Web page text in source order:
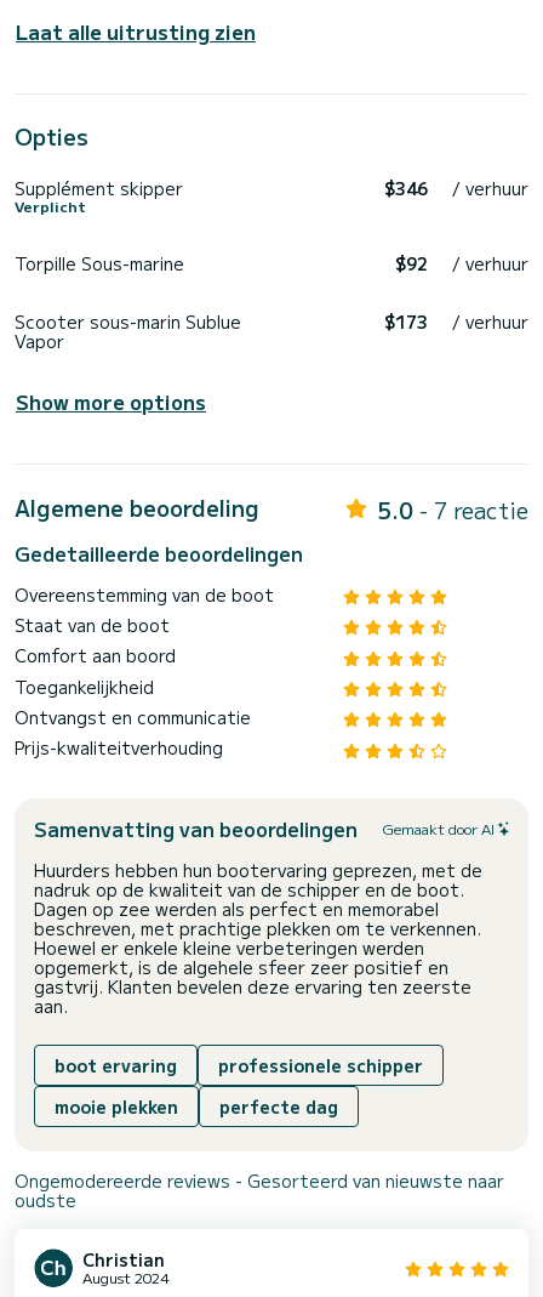
Laat alle uitrusting zien
Opties
Supplément skipper
Verplicht
$346 / verhuur
Torpille Sous-marine $92 / verhuur
Scooter sous-marin Sublue
Vapor
$173 / verhuur
Show more options
Algemene beoordeling 5.0 - 7 reactie
Gedetailleerde beoordelingen
Overeenstemming van de boot
Staat van de boot
Comfort aan boord
Toegankelijkheid
Ontvangst en communicatie
Prijs-kwaliteitverhouding
Samenvatting van beoordelingen Gemaakt door AI
Huurders hebben hun bootervaring geprezen, met de
nadruk op de kwaliteit van de schipper en de boot.
Dagen op zee werden als perfect en memorabel
beschreven, met prachtige plekken om te verkennen.
Hoewel er enkele kleine verbeteringen werden
opgemerkt, is de algehele sfeer zeer positief en
gastvrij. Klanten bevelen deze ervaring ten zeerste
aan.
boot ervaring
professionele schipper
mooie plekken
perfecte dag
Ongemodereerde reviews - Gesorteerd van nieuwste naar
oudste
Christian
August 2024